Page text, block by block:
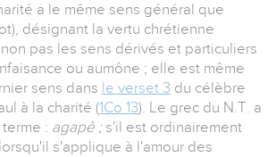
a le même sens général que
désignant la vertu chrétienne
pas les sens dérivés et particuliers
ou aumône ; elle est même
sens dans le verset 3 du célèbre
à la charité (1Co 13). Le grec du N.T. a
: agapê ; s'il est ordinairement
s'applique à l'amour des